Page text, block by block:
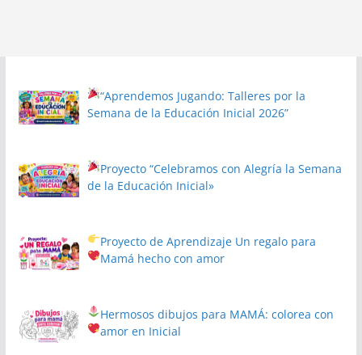
“Aprendemos Jugando: Talleres por la
Semana de la Educación Inicial 2026”
Proyecto“Celebramos con Alegría la Semana
de la Educación Inicial»
Proyecto de Aprendizaje Un regalo para
Mamá hecho con amor
Hermosos dibujos para MAMÁ: colorea con
amor en Inicial